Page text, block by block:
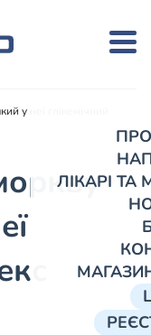
ЛІКАРІ
у неї глікемічний